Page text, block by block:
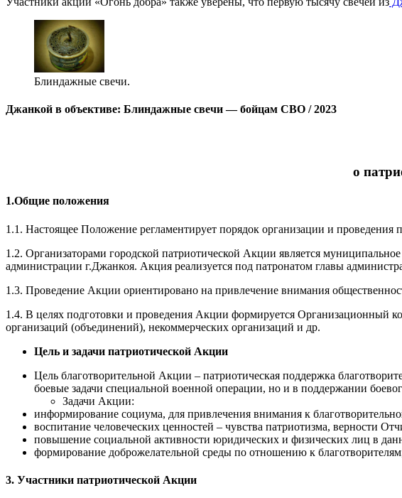
Блиндажные свечи.
Джанкой в объективе: Блиндажные свечи — бойцам СВО / 2023
о
1.Общие положения
1.1. Настоящее Положение регламентирует порядок организации и проведения
1.2. Организаторами городской патриотической Акции является
администрации г.Джанкоя. Акция реализуется под патронатом главы
1.3. Проведение Акции ориентировано на привлечение внимания
1.4. В целях подготовки и проведения Акции формируется Организационный
организаций (объединений), некоммерческих организаций и др.
Цель и задачи патриотической Акции
Цель благотворительной Акции – патриотическая поддержка
боевые задачи специальной военной операции, но и в поддержании
Задачи Акции:
информирование социума, для привлечения внимания к
воспитание человеческих ценностей – чувства патриотизма, верности
повышение социальной активности юридических и физических лиц в
формирование доброжелательной среды по отношению к
3. Участники патриотической Акции